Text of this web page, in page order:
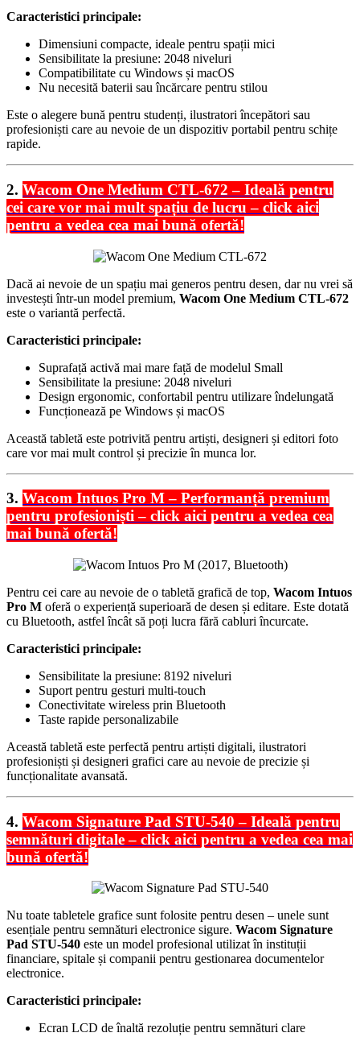
Caracteristici principale:
Dimensiuni compacte, ideale pentru spații mici
Sensibilitate la presiune: 2048 niveluri
Compatibilitate cu Windows și macOS
Nu necesită baterii sau încărcare pentru stilou
Este o alegere bună pentru studenți, ilustratori începători sau
profesioniști care au nevoie de un dispozitiv portabil pentru schițe
rapide.
2. Wacom One Medium CTL-672 – Ideală pentru
cei care vor mai mult spațiu de lucru – click aici
pentru a vedea cea mai bună ofertă!
Dacă ai nevoie de un spațiu mai generos pentru desen, dar nu vrei să
investești într-un model premium, Wacom One Medium CTL-672
este o variantă perfectă.
Caracteristici principale:
Suprafață activă mai mare față de modelul Small
Sensibilitate la presiune: 2048 niveluri
Design ergonomic, confortabil pentru utilizare îndelungată
Funcționează pe Windows și macOS
Această tabletă este potrivită pentru artiști, designeri și editori foto
care vor mai mult control și precizie în munca lor.
3. Wacom Intuos Pro M – Performanță premium
pentru profesioniști – click aici pentru a vedea cea
mai bună ofertă!
Pentru cei care au nevoie de o tabletă grafică de top, Wacom Intuos
Pro M oferă o experiență superioară de desen și editare. Este dotată
cu Bluetooth, astfel încât să poți lucra fără cabluri încurcate.
Caracteristici principale:
Sensibilitate la presiune: 8192 niveluri
Suport pentru gesturi multi-touch
Conectivitate wireless prin Bluetooth
Taste rapide personalizabile
Această tabletă este perfectă pentru artiști digitali, ilustratori
profesioniști și designeri grafici care au nevoie de precizie și
funcționalitate avansată.
4. Wacom Signature Pad STU-540 – Ideală pentru
semnături digitale – click aici pentru a vedea cea mai
bună ofertă!
Nu toate tabletele grafice sunt folosite pentru desen – unele sunt
esențiale pentru semnături electronice sigure. Wacom Signature
Pad STU-540 este un model profesional utilizat în instituții
financiare, spitale și companii pentru gestionarea documentelor
electronice.
Caracteristici principale:
Ecran LCD de înaltă rezoluție pentru semnături clare